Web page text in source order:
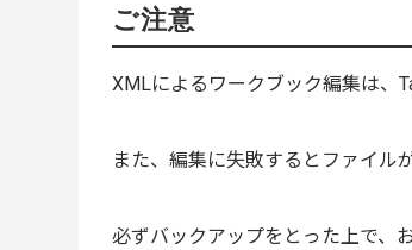
ご注意
XMLによるワークブック編集は、
また、編集に失敗するとファイル
必ずバックアップをとった上で、